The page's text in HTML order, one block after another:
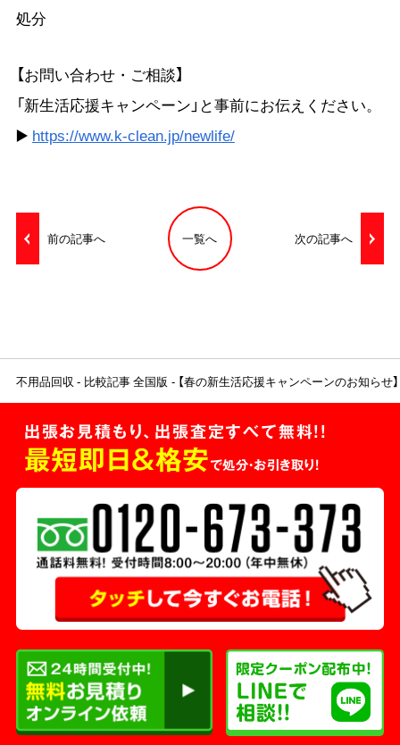
処分
【お問い合わせ・ご相談】
「新生活応援キャンペーン」と事前にお伝えください。
▶️ https://www.k-clean.jp/newlife/
前の記事へ 一覧へ 次の記事へ
不用品回収 比較記事 全国版 【春の新生活応援キャンペーンのお知らせ】
出張お見積もり、出張査定すべて無料!!
最短即日＆格安で処分・お引き取り！